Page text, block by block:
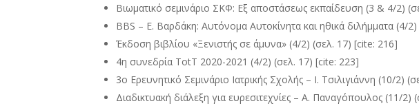
Βιωματικό σεμινάριο ΣΚΦ: Εξ αποστάσεως εκπαίδευση (3 & 4/2)
BBS – Ε. Βαρδάκη: Αυτόνομα Αυτοκίνητα και ηθικά διλήμματα (4/
Έκδοση βιβλίου «Ξενιστής σε άμυνα» (4/2) (σελ. 17) [cite: 216]
4η συνεδρία TotT 2020-2021 (4/2) (σελ. 17) [cite: 223]
3ο Ερευνητικό Σεμινάριο Ιατρικής Σχολής – Ι. Τσιλιγιάννη (10/2)
Διαδικτυακή διάλεξη για ευρεσιτεχνίες – Α. Παναγόπουλος (11/2)